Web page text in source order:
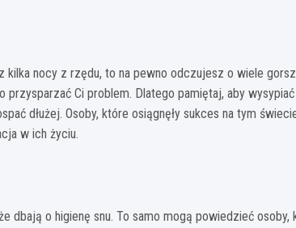
nocy z rzędu, to na pewno odczujesz o wiele
Ci problem. Dlatego pamiętaj, aby
dłużej. Osoby, które osiągnęły sukces na tym
w ich życiu.
dbają o higienę snu. To samo mogą powiedzieć osoby,